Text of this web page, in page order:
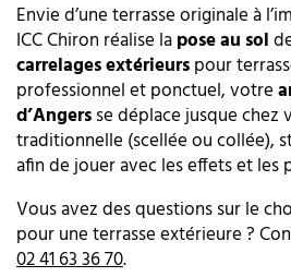
Envie d’une terrasse originale à
ICC Chiron réalise lapose au sol
carrelages extérieurspour
professionnel et ponctuel, votre
d’Angersse déplace jusque chez
traditionnelle (scellée ou collée),
afin de jouer avec les effets et les
Vous avez des questions sur le
pour une terrasse extérieure ?
02 41 63 36 70.